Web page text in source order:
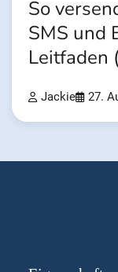
So
SMS und
Leitfaden
Jackie 27.